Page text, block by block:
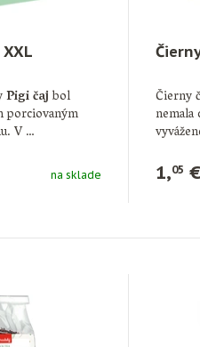
Pigi čajbol
porciovaným
V …
na sklade
Čierny
nemala
1,05 €